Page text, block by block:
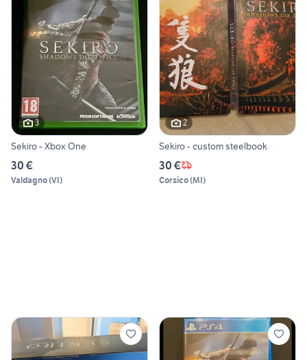
3
Sekiro - Xbox One
30 €
Valdagno(VI)
2
Sekiro - custom steelbook
30 €
Corsico(MI)